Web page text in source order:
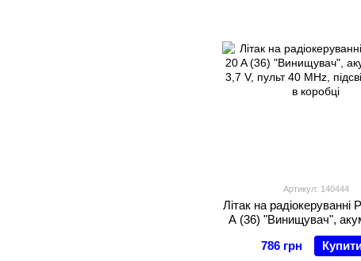
Артикул: 140444
Літак на радіокеруванні
A (36) "Винищувач",
3,7 V, пульт 40
підсвічування, в
786 грн